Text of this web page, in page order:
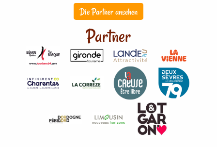
Die Partner ansehen
Partner